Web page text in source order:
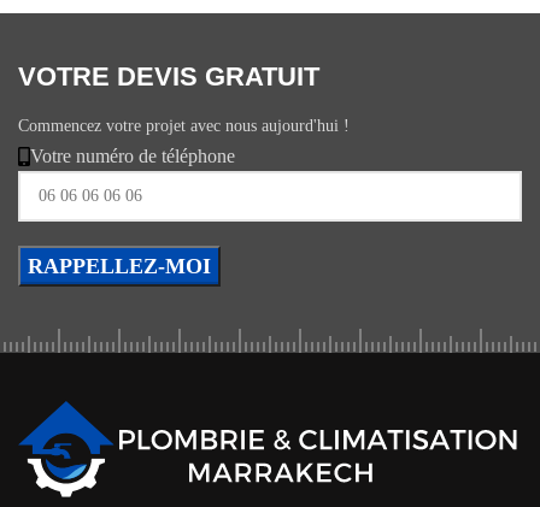
VOTRE DEVIS GRATUIT
Commencez votre projet avec nous aujourd'hui !
Votre numéro de téléphone